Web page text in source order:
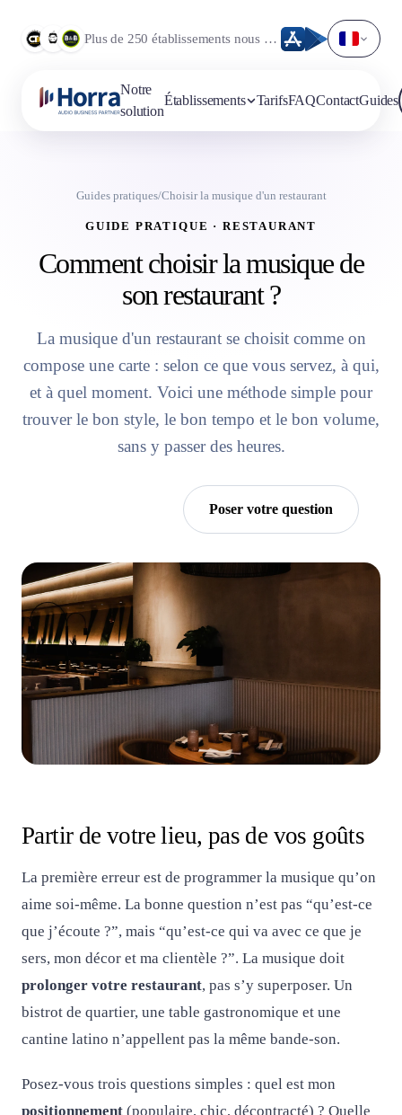
Plus de 250 établissements nous font déjà confiance.
Notre
solution
Établissements TarifsFAQContactGuides
Guides pratiques/Choisir la musique d'un restaurant
GUIDE PRATIQUE · RESTAURANT
Comment choisir la musique de
son restaurant ?
La musique d'un restaurant se choisit comme on
compose une carte : selon ce que vous servez, à qui,
et à quel moment. Voici une méthode simple pour
trouver le bon style, le bon tempo et le bon volume,
sans y passer des heures.
Poser votre question
Partir de votre lieu, pas de vos goûts
La première erreur est de programmer la musique qu’on
aime soi-même. La bonne question n’est pas “qu’est-ce
que j’écoute ?”, mais “qu’est-ce qui va avec ce que je
sers, mon décor et ma clientèle ?”. La musique doit
prolonger votre restaurant, pas s’y superposer. Un
bistrot de quartier, une table gastronomique et une
cantine latino n’appellent pas la même bande-son.
Posez-vous trois questions simples : quel est mon
positionnement (populaire, chic, décontracté) ? Quelle